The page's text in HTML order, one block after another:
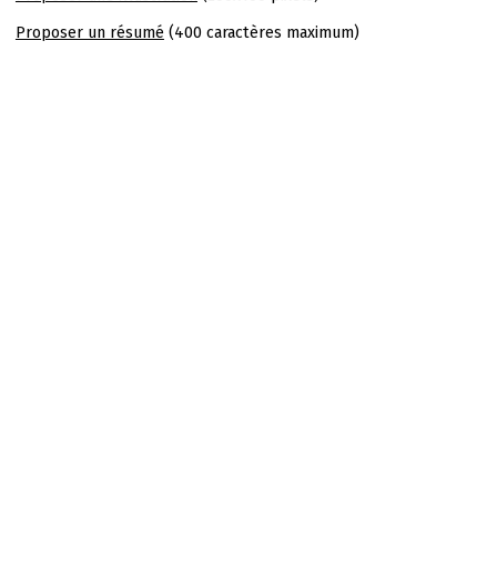
Proposer un résumé (400 caractères maximum)